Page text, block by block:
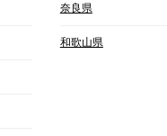
奈良県
和歌山県